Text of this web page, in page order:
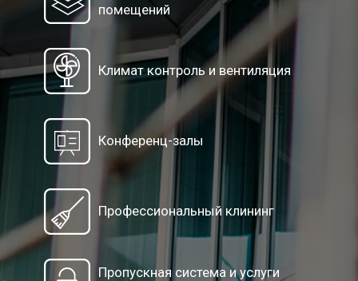
помещений
Климат контроль и вентиляция
Конференц-залы
Профессиональный клининг
Пропускная система и услуги